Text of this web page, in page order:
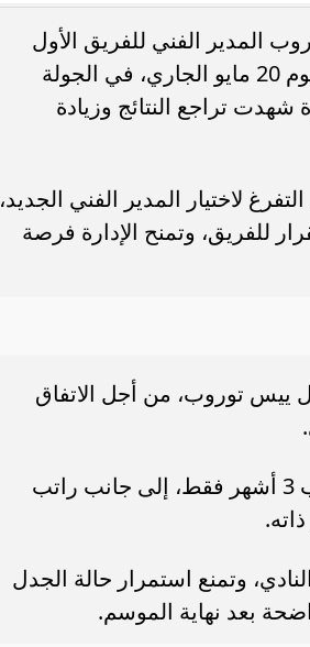
المدير الفني للفريق الأول
لكرة القدم، عقب مباراة المصري البورسعيدي، المقرر إقامتها يوم 20 مايو الجاري، في الجولة
شهدت تراجع النتائج وزيادة
لاختيار المدير الفني الجديد،
للفريق، وتمنح الإدارة فرصة
ييس توروب، من أجل الاتفاق
وأكد مسؤولو النادي لوكيل المدرب أن الأهلي مستعد لدفع راتب 3 أشهر فقط، إلى جانب راتب
وتمنع استمرار حالة الجدل
بعد نهاية الموسم.
أوبو تطلق سلسلة رينو 16 في المملكة
العربية السعودية بتصميم لافت وقدرات...